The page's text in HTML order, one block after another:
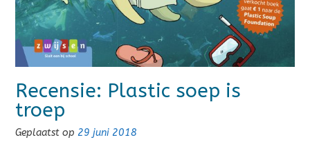
Recensie: Plastic soep is
troep
Geplaatst op 29 juni 2018